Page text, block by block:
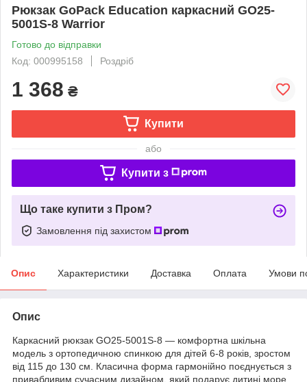
Рюкзак GoPack Education каркасний GO25-
5001S-8 Warrior
Готово до відправки
Код: 000995158
Роздріб
1 368 ₴
Купити
або
Купити з
Що таке купити з Пром?
Замовлення під захистом
Опис Характеристики Доставка Оплата Умови
Опис
Каркасний рюкзак GO25-5001S-8 — комфортна шкільна
модель з ортопедичною спинкою для дітей 6-8 років, зростом
від 115 до 130 см. Класична форма гармонійно поєднується з
привабливим сучасним дизайном, який подарує дитині море